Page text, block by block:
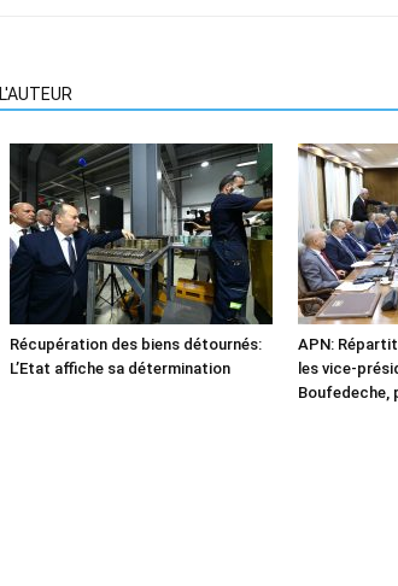
Récupération des biens détournés:
L’Etat affiche sa détermination
APN:
les vice-
Boufedeche,